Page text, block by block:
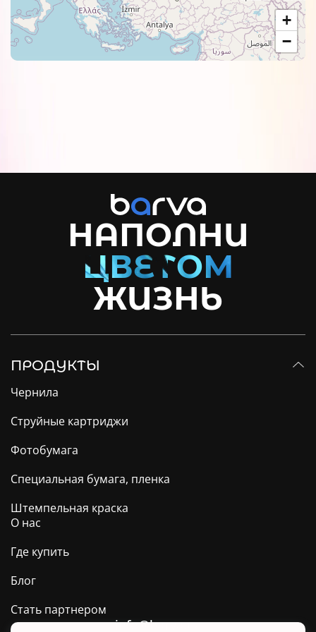
+
−
НАПОЛНИ
ЖИЗНЬ
ПРОДУКТЫ
Чернила
Струйные картриджи
Фотобумага
Специальная бумага, пленка
Штемпельная краска
О нас
Где купить
Блог
Стать партнером
info@barva.ua